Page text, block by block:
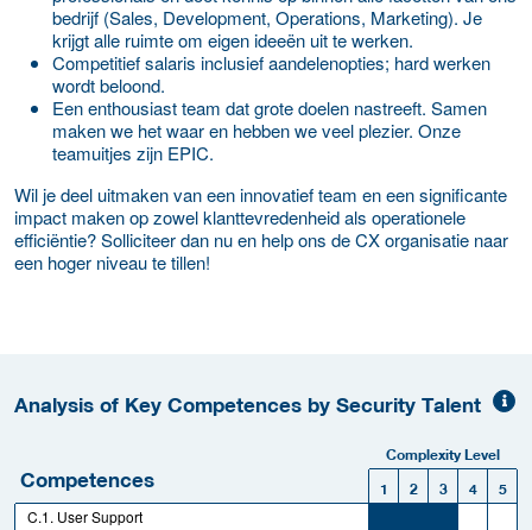
bedrijf (Sales, Development, Operations, Marketing). Je
krijgt alle ruimte om eigen ideeën uit te werken.
Competitief salaris inclusief aandelenopties; hard werken
wordt beloond.
Een enthousiast team dat grote doelen nastreeft. Samen
maken we het waar en hebben we veel plezier. Onze
teamuitjes zijn EPIC.
Wil je deel uitmaken van een innovatief team en een significante
impact maken op zowel klanttevredenheid als operationele
efficiëntie? Solliciteer dan nu en help ons de CX organisatie naar
een hoger niveau te tillen!
Analysis of Key Competences by Security Talent
Complexity Level
Competences 1 2 3 4 5
C.1. User Support